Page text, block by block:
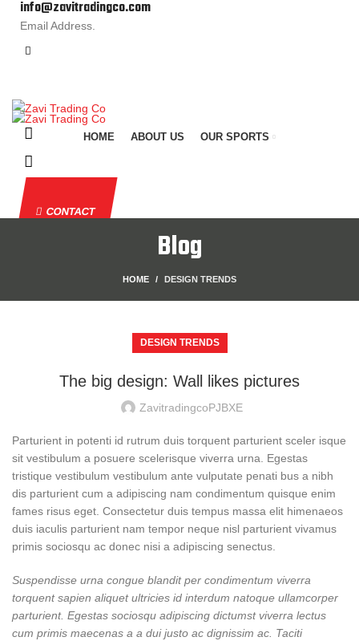
info@zavitradingco.com
Email Address.
HOME ABOUT US OUR SPORTS
CONTACT
Blog
HOME DESIGN TRENDS
DESIGN TRENDS
The big design: Wall likes pictures
ZavitradingcoPJBXE
Parturient in potenti id rutrum duis torquent parturient sceler isque
sit vestibulum a posuere scelerisque viverra urna. Egestas
tristique vestibulum vestibulum ante vulputate penati bus a nibh
dis parturient cum a adipiscing nam condimentum quisque enim
fames risus eget. Consectetur duis tempus massa elit himenaeos
duis iaculis parturient nam tempor neque nisl parturient vivamus
primis sociosqu ac donec nisi a adipiscing senectus.
Suspendisse urna congue blandit per condimentum viverra
torquent sapien aliquet ultricies id interdum natoque ullamcorper
parturient. Egestas sociosqu adipiscing dictumst viverra lectus
cum primis maecenas a a dui justo ac dignissim ac. Taciti